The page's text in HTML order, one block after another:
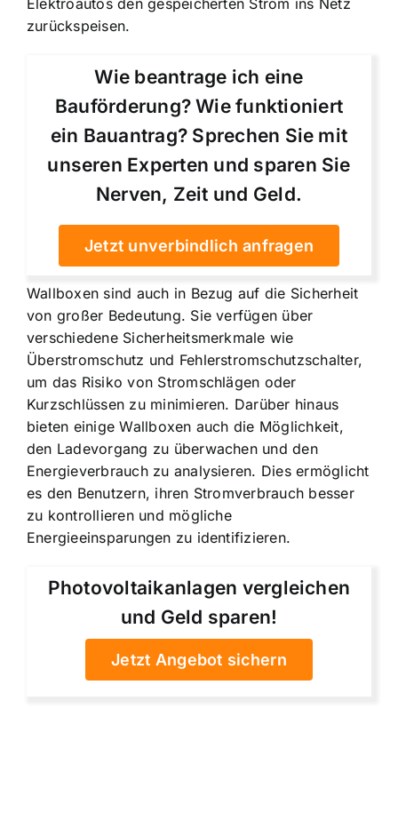
zurückspeisen.
Wie beantrage ich eine
Bauförderung? Wie funktioniert
ein Bauantrag? Sprechen Sie mit
unseren Experten und sparen Sie
Nerven, Zeit und Geld.
Jetzt unverbindlich anfragen
Wallboxen sind auch in Bezug auf die Sicherheit
von großer Bedeutung. Sie verfügen über
verschiedene Sicherheitsmerkmale wie
Überstromschutz und Fehlerstromschutzschalter,
um das Risiko von Stromschlägen oder
Kurzschlüssen zu minimieren. Darüber hinaus
bieten einige Wallboxen auch die Möglichkeit,
den Ladevorgang zu überwachen und den
Energieverbrauch zu analysieren. Dies ermöglicht
es den Benutzern, ihren Stromverbrauch besser
zu kontrollieren und mögliche
Energieeinsparungen zu identifizieren.
Photovoltaikanlagen vergleichen
und Geld sparen!
Jetzt Angebot sichern